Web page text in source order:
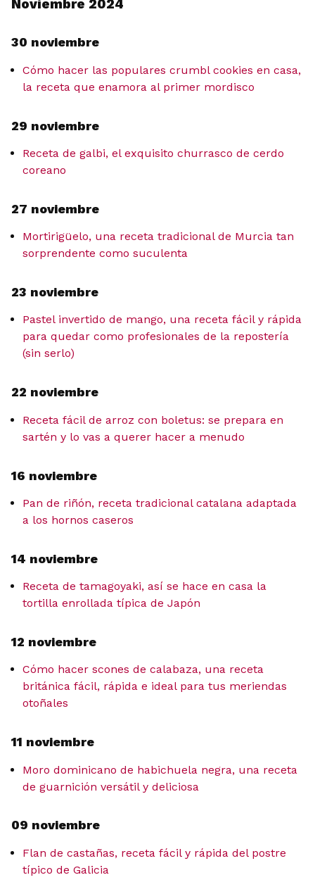
Noviembre 2024
30 noviembre
Cómo hacer las populares crumbl cookies en casa,
la receta que enamora al primer mordisco
29 noviembre
Receta de galbi, el exquisito churrasco de cerdo
coreano
27 noviembre
Mortirigüelo, una receta tradicional de Murcia tan
sorprendente como suculenta
23 noviembre
Pastel invertido de mango, una receta fácil y rápida
para quedar como profesionales de la repostería
(sin serlo)
22 noviembre
Receta fácil de arroz con boletus: se prepara en
sartén y lo vas a querer hacer a menudo
16 noviembre
Pan de riñón, receta tradicional catalana adaptada
a los hornos caseros
14 noviembre
Receta de tamagoyaki, así se hace en casa la
tortilla enrollada típica de Japón
12 noviembre
Cómo hacer scones de calabaza, una receta
británica fácil, rápida e ideal para tus meriendas
otoñales
11 noviembre
Moro dominicano de habichuela negra, una receta
de guarnición versátil y deliciosa
09 noviembre
Flan de castañas, receta fácil y rápida del postre
típico de Galicia